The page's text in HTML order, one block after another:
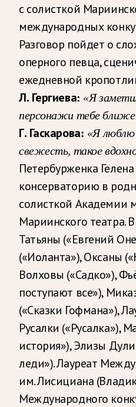
с солисткой
международных
Разговор пойдет о
оперного певца,
ежедневной
Л. Гергиева: «Я
персонажи тебе
Г. Гаскарова: «Я
свежесть, такое
Петербурженка
консерваторию в
солисткой Академии
Мариинского театра.
Татьяны («Евгений
(«Иоланта»), Оксаны
Волховы («Садко»),
поступают все»),
(«Сказки Гофмана»),
Русалки («Русалка»),
история»), Элизы
леди»). Лауреат
им. Лисициана
Международного